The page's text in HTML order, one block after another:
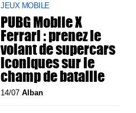
JEUX MOBILE
PUBG Mobile X
Ferrari : prenez le
volant de supercars
iconiques sur le
champ de bataille
14/07Alban